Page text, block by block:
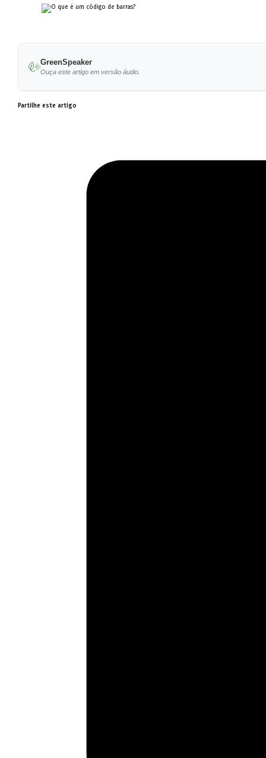
GreenSpeaker
Ouça este artigo em versão áudio.
Partilhe este artigo